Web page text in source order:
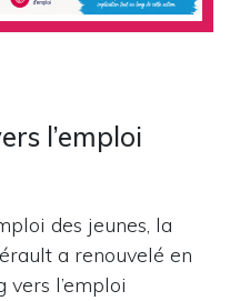
l’emploi
des jeunes, la
a renouvelé en
l’emploi